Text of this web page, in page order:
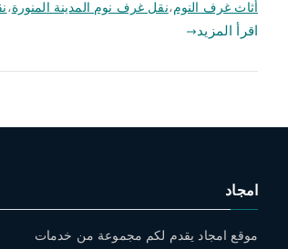
أثاث غرف النوم،نقل غرف نوم المدينة المنورة،
اقرأ المزيد
امجاد
موقع امجاد يقدم لكم مجموعة من خدمات